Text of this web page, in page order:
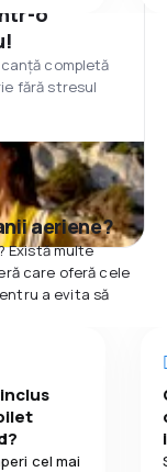
o
completă
fără stresul
aeriene?
Există multe
care oferă cele
a evita să
cel mai